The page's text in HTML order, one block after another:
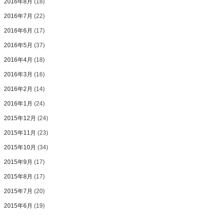
2016年8月 (18)
2016年7月 (22)
2016年6月 (17)
2016年5月 (37)
2016年4月 (18)
2016年3月 (16)
2016年2月 (14)
2016年1月 (24)
2015年12月 (24)
2015年11月 (23)
2015年10月 (34)
2015年9月 (17)
2015年8月 (17)
2015年7月 (20)
2015年6月 (19)